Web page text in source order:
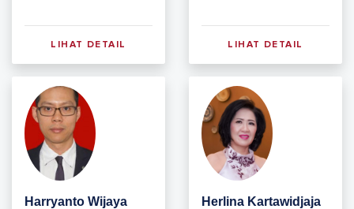
LIHAT DETAIL LIHAT DETAIL
Harryanto Wijaya Herlina Kartawidjaja